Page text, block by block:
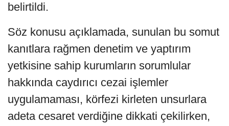
belirtildi.
Söz konusu açıklamada, sunulan bu somut
kanıtlara rağmen denetim ve yaptırım
yetkisine sahip kurumların sorumlular
hakkında caydırıcı cezai işlemler
uygulamaması, körfezi kirleten unsurlara
adeta cesaret verdiğine dikkati çekilirken,